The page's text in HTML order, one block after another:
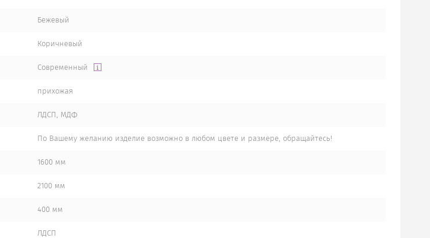
Бежевый
Коричневый
Современный
прихожая
ЛДСП, МДФ
По Вашему желанию изделие возможно в любом цвете и размере, обращайтесь!
1600 мм
2100 мм
400 мм
ЛДСП